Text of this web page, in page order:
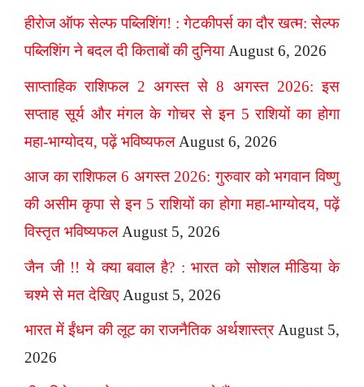
हीरोज ऑफ सेल्फ पब्लिशिंग! : गेटकीपर्स का दौर खत्म: सेल्फ
पब्लिशिंग ने बदल दी किताबों की दुनिया August 6, 2026
साप्ताहिक राशिफल 2 अगस्त से 8 अगस्त 2026: इस
सप्ताह सूर्य और मंगल के गोचर से इन 5 राशियों का होगा
महा-भाग्योदय, पढ़ें भविष्यफल August 6, 2026
आज का राशिफल 6 अगस्त 2026: गुरुवार को भगवान विष्णु
की असीम कृपा से इन 5 राशियों का होगा महा-भाग्योदय, पढ़ें
विस्तृत भविष्यफल August 5, 2026
जैन जी !! ये क्या बवाल है? : भारत को सोशल मीडिया के
चश्मे से मत देखिए August 5, 2026
भारत में ईंधन की लूट का राजनैतिक अर्थशास्त्र August 5,
2026